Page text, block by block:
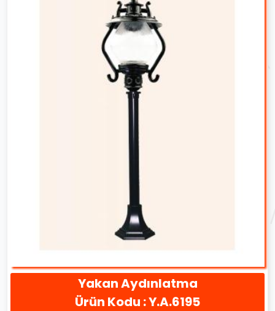
Yakan Aydınlatma
Ürün Kodu : Y.A.6195